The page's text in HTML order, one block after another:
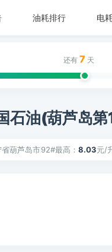
油耗排行 电
还有 7 天
石油(葫芦岛
省葫芦岛市92#最高： 8.03元/